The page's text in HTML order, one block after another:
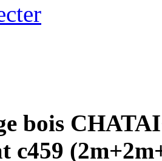
bois
c459